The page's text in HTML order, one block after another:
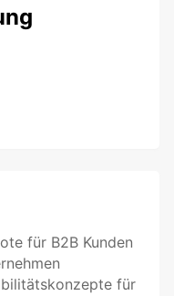
für B2B Kunden
für